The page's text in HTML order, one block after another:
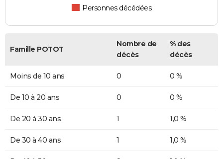
Personnes décédées
Famille POTOT
Nombre de
décès
% des
décès
Moins de 10 ans 0 0 %
De 10 à 20 ans 0 0 %
De 20 à 30 ans 1 1,0 %
De 30 à 40 ans 1 1,0 %